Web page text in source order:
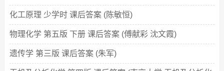
化工原理 少学时 课后答案 (陈敏恒)
物理化学 第五版 下册 课后答案 (傅献彩 沈文霞)
遗传学 第三版 课后答案 (朱军)